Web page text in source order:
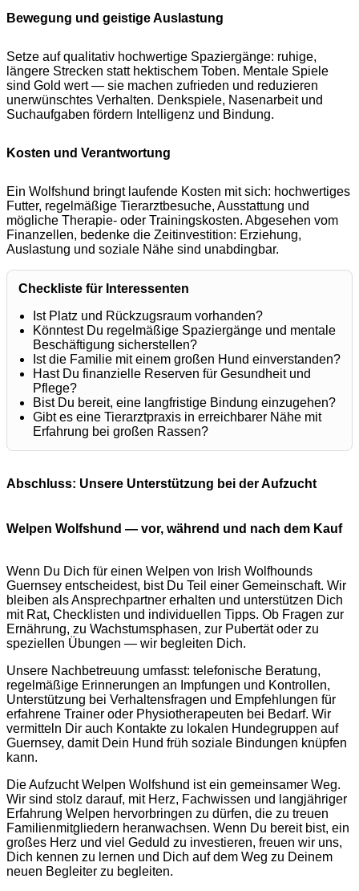
Bewegung und geistige Auslastung
Setze auf qualitativ hochwertige Spaziergänge: ruhige,
längere Strecken statt hektischem Toben. Mentale Spiele
sind Gold wert — sie machen zufrieden und reduzieren
unerwünschtes Verhalten. Denkspiele, Nasenarbeit und
Suchaufgaben fördern Intelligenz und Bindung.
Kosten und Verantwortung
Ein Wolfshund bringt laufende Kosten mit sich: hochwertiges
Futter, regelmäßige Tierarztbesuche, Ausstattung und
mögliche Therapie- oder Trainingskosten. Abgesehen vom
Finanzellen, bedenke die Zeitinvestition: Erziehung,
Auslastung und soziale Nähe sind unabdingbar.
Checkliste für Interessenten
Ist Platz und Rückzugsraum vorhanden?
Könntest Du regelmäßige Spaziergänge und mentale
Beschäftigung sicherstellen?
Ist die Familie mit einem großen Hund einverstanden?
Hast Du finanzielle Reserven für Gesundheit und
Pflege?
Bist Du bereit, eine langfristige Bindung einzugehen?
Gibt es eine Tierarztpraxis in erreichbarer Nähe mit
Erfahrung bei großen Rassen?
Abschluss: Unsere Unterstützung bei der Aufzucht
Welpen Wolfshund — vor, während und nach dem Kauf
Wenn Du Dich für einen Welpen von Irish Wolfhounds
Guernsey entscheidest, bist Du Teil einer Gemeinschaft. Wir
bleiben als Ansprechpartner erhalten und unterstützen Dich
mit Rat, Checklisten und individuellen Tipps. Ob Fragen zur
Ernährung, zu Wachstumsphasen, zur Pubertät oder zu
speziellen Übungen — wir begleiten Dich.
Unsere Nachbetreuung umfasst: telefonische Beratung,
regelmäßige Erinnerungen an Impfungen und Kontrollen,
Unterstützung bei Verhaltensfragen und Empfehlungen für
erfahrene Trainer oder Physiotherapeuten bei Bedarf. Wir
vermitteln Dir auch Kontakte zu lokalen Hundegruppen auf
Guernsey, damit Dein Hund früh soziale Bindungen knüpfen
kann.
Die Aufzucht Welpen Wolfshund ist ein gemeinsamer Weg.
Wir sind stolz darauf, mit Herz, Fachwissen und langjähriger
Erfahrung Welpen hervorbringen zu dürfen, die zu treuen
Familienmitgliedern heranwachsen. Wenn Du bereit bist, ein
großes Herz und viel Geduld zu investieren, freuen wir uns,
Dich kennen zu lernen und Dich auf dem Weg zu Deinem
neuen Begleiter zu begleiten.